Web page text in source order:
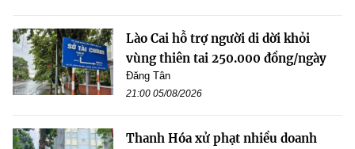
Lào Cai hỗ trợ người di dời khỏi
vùng thiên tai 250.000 đồng/ngày
Đăng Tân
21:00 05/08/2026
Thanh Hóa xử phạt nhiều doanh